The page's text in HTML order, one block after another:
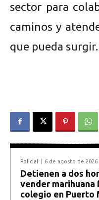
sector para
caminos y
que pueda surgir.
Policial 6 de agosto de 2026
Detienen a dos
vender marihuana
colegio en Puerto